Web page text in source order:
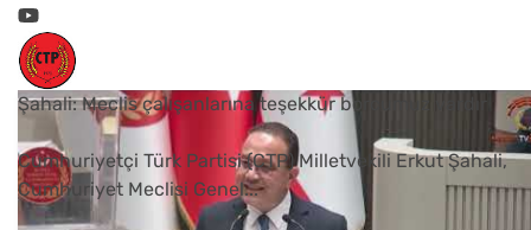
Şahali: Meclis çalışanlarına teşekkür borcumuz vardır
Cumhuriyetçi Türk Partisi (CTP) Milletvekili Erkut Şahali,
Cumhuriyet Meclisi Genel...